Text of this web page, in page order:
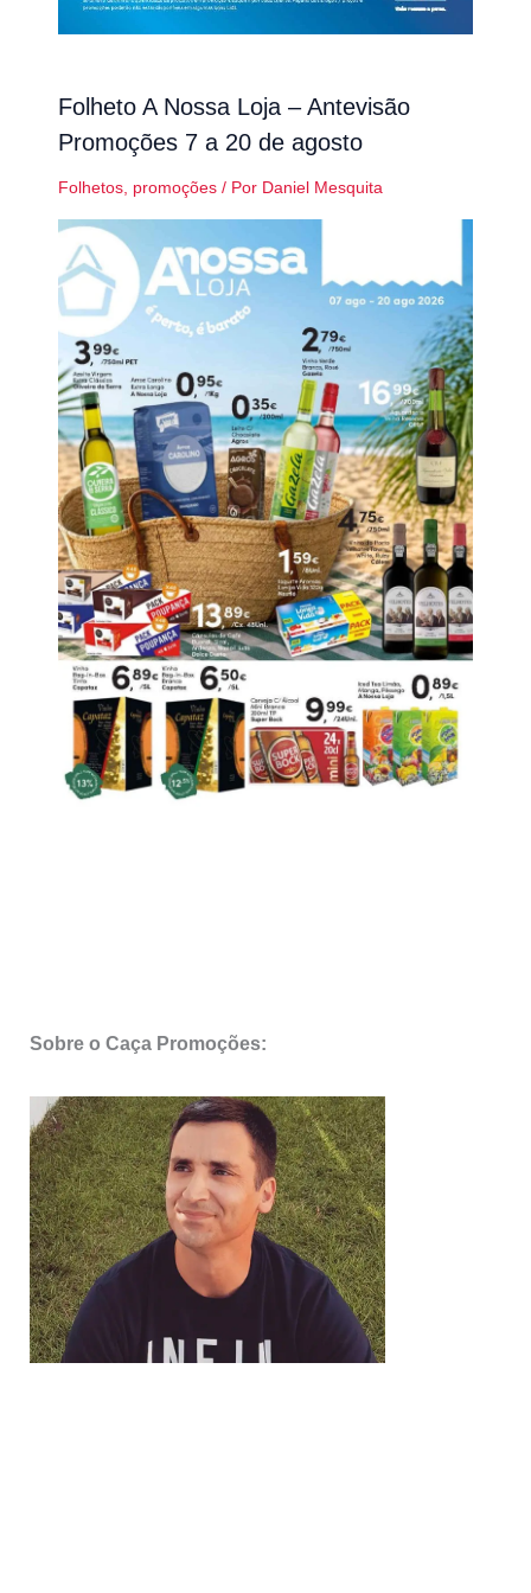
Folheto A Nossa Loja – Antevisão
Promoções 7 a 20 de agosto
Folhetos, promoções/ Por Daniel Mesquita
Sobre o Caça Promoções: